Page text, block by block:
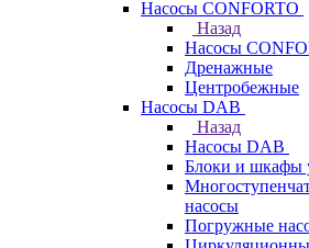
Насосы CONFORTO
Назад
Насосы
Дренажные
Центробежные
Насосы DAB
Назад
Насосы DAB
Блоки и шкафы
насосы
Погружные